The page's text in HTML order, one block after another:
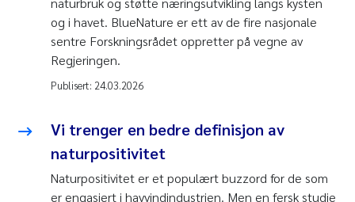
og i havet. BlueNature er ett av de fire nasjonale
sentre Forskningsrådet oppretter på vegne av
Regjeringen.
Publisert: 24.03.2026
Vi trenger en bedre definisjon av
naturpositivitet
Naturpositivitet er et populært buzzord for de som
er engasjert i havvindindustrien. Men en fersk studie